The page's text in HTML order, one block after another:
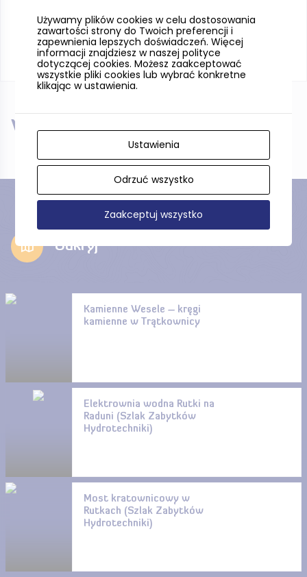
W pobliżu
Odkryj
Kamienne Wesele – kręgi
kamienne w Trątkownicy
Elektrownia wodna Rutki na
Raduni (Szlak Zabytków
Hydrotechniki)
Most kratownicowy w
Rutkach (Szlak Zabytków
Hydrotechniki)
Używamy plików cookies w celu dostosowania
zawartości strony do Twoich preferencji i
zapewnienia lepszych doświadczeń. Więcej
informacji znajdziesz w naszej polityce
dotyczącej cookies. Możesz zaakceptować
wszystkie pliki cookies lub wybrać konkretne
klikając w ustawienia.
Ustawienia
Odrzuć wszystko
Zaakceptuj wszystko